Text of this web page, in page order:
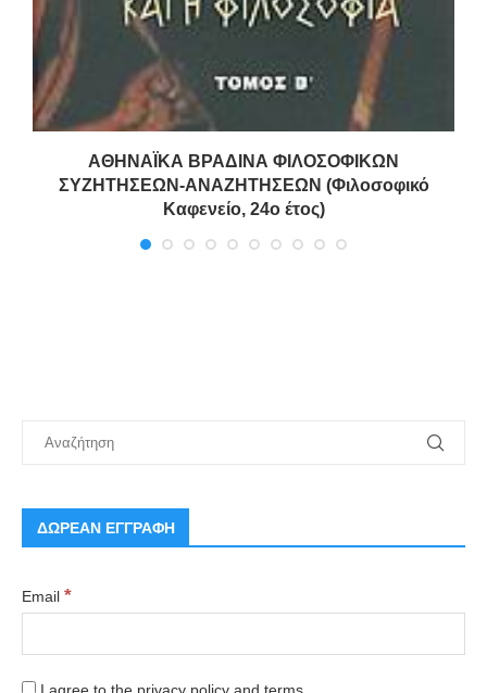
ΑΘΗΝΑΪΚΑ ΒΡΑΔΙΝΑ ΦΙΛΟΣΟΦΙΚΩΝ
ΣΥΖΗΤΗΣΕΩΝ-ΑΝΑΖΗΤΗΣΕΩΝ (Φιλοσοφικό
Καφενείο, 24ο έτος)
ΔΩΡΕΑΝ ΕΓΓΡΑΦΗ
Email *